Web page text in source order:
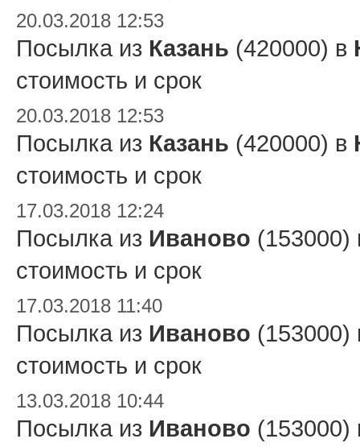
20.03.2018 12:53
Посылка из Казань (420000) в
стоимость и срок
20.03.2018 12:53
Посылка из Казань (420000) в
стоимость и срок
17.03.2018 12:24
Посылка из Иваново
стоимость и срок
17.03.2018 11:40
Посылка из Иваново
стоимость и срок
13.03.2018 10:44
Посылка из Иваново